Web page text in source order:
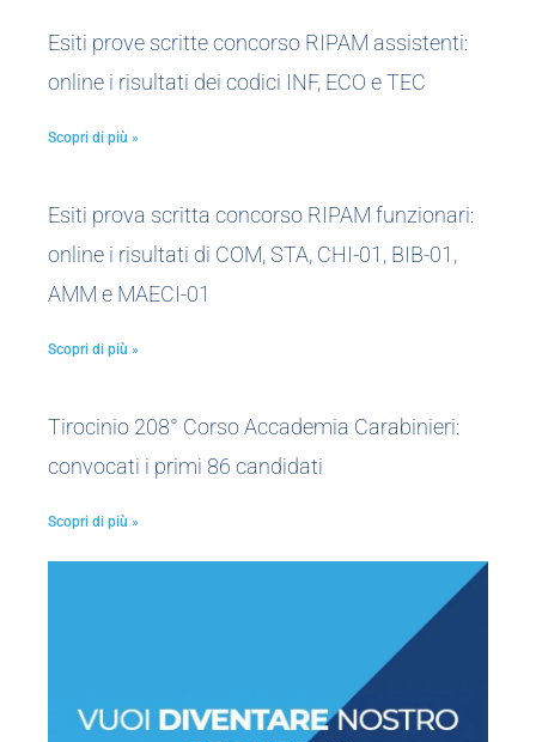
Esiti prove scritte concorso RIPAM assistenti:
online i risultati dei codici INF, ECO e TEC
Scopri di più »
Esiti prova scritta concorso RIPAM funzionari:
online i risultati di COM, STA, CHI-01, BIB-01,
AMM e MAECI-01
Scopri di più »
Tirocinio 208° Corso Accademia Carabinieri:
convocati i primi 86 candidati
Scopri di più »